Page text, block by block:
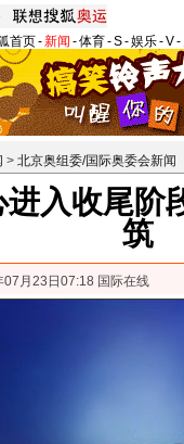
首页-新闻 -体育-S-娱乐-V-
> 北京奥组委/国际奥委会新闻
进入收尾阶
筑
07月23日07:18 国际在线